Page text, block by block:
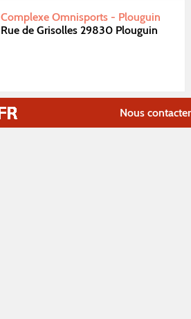
Complexe Omnisports - Plouguin
Rue de Grisolles 29830 Plouguin
Nous contacter